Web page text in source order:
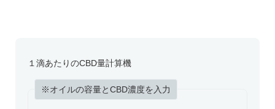
１滴あたりのCBD量計算機
※オイルの容量とCBD濃度を入力